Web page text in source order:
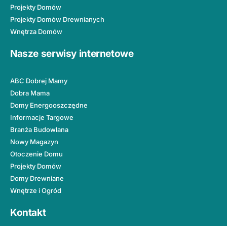
Projekty Domów
Projekty Domów Drewnianych
Wnętrza Domów
Nasze serwisy internetowe
ABC Dobrej Mamy
Dobra Mama
Domy Energooszczędne
Informacje Targowe
Branża Budowlana
Nowy Magazyn
Otoczenie Domu
Projekty Domów
Domy Drewniane
Wnętrze i Ogród
Kontakt